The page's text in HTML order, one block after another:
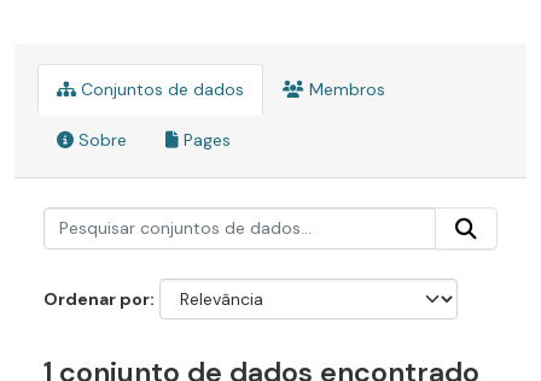
Conjuntos de dados Membros
Sobre Pages
Ordenar por
1 conjunto de dados encontrado